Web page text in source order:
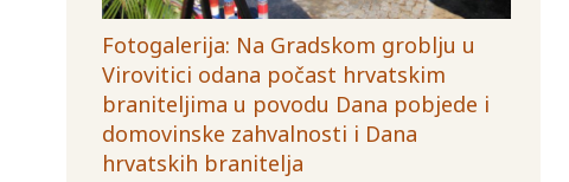
Fotogalerija: Na Gradskom groblju u
Virovitici odana počast hrvatskim
braniteljima u povodu Dana pobjede i
domovinske zahvalnosti i Dana
hrvatskih branitelja